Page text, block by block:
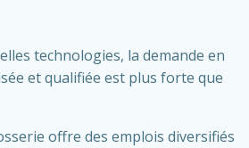
technologies, la demande en
et qualifiée est plus forte que
offre des emplois diversifiés